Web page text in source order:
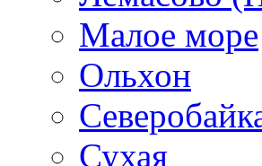
Малое море
Ольхон
Сухая